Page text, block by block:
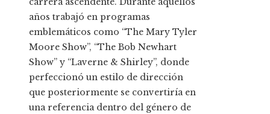
años trabajó en programas
emblemáticos como “The Mary Tyler
Moore Show”, “The Bob Newhart
Show” y “Laverne & Shirley”, donde
perfeccionó un estilo de dirección
que posteriormente se convertiría en
una referencia dentro del género de